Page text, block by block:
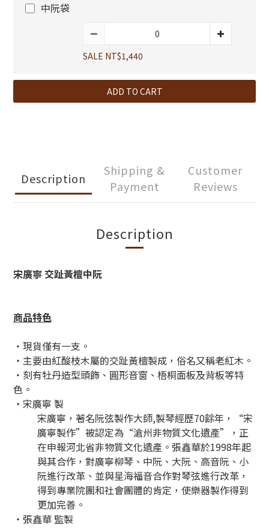
中阮袋
SALE NT$1,440
ADD TO CART
Description
Shipping &
Payment
Customer
Reviews
Description
宋廣寧 交趾黃檀中阮
商品特色
・現貨僅有一支。
・主要由紅酸枝木屬的交趾黃檀製成，俗名又稱老紅木。
・刻有牡丹造型頭飾、圓形音窗、梧桐面板及背板等特
色。
・宋廣寧 製
宋廣寧，著名阮弦製作大師,製琴經歷70餘年，“宋
廣寧製作”被認定為“滄州非物質文化遺產”，正
在申報河北省非物質文化遺產。張鑫華於1998年起
與其合作，對廣寧柳琴、中阮、大阮、高音阮、小
阮進行改革、並與星海福音合作對琴弦進行改革，
得到專業院團和社會團體的肯定，使樂器製作得到
更加完善。
・張鑫華 監製